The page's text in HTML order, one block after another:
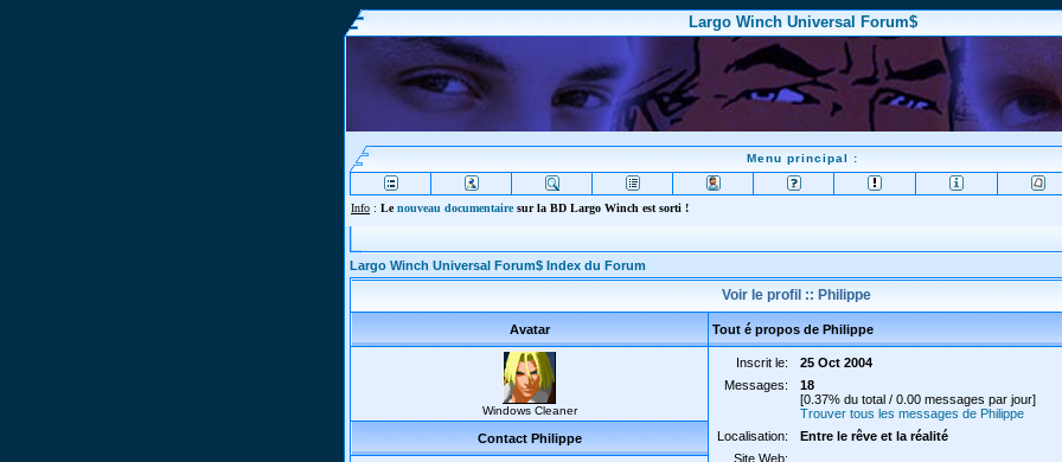
Largo Winch Universal Forum$
Menu principal :
Info : Lenouveau documentairesur la BD Largo Winch est sorti !
Largo Winch Universal Forum$ Index du Forum
Voir le profil :: Philippe
Avatar Tout é propos de Philippe
Windows Cleaner
Inscrit le:
25 Oct 2004
Messages:
18
[0.37% du total / 0.00 messages par jour]
Trouver tous les messages de Philippe
Localisation:
Entre le rêve et la réalité
Site Web:
Contact Philippe